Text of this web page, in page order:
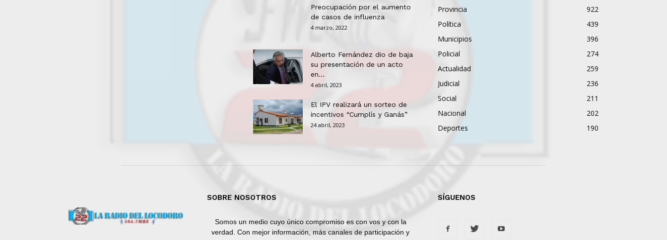
Preocupación por el aumento
de casos de influenza
4 marzo, 2022
Alberto Fernández dio de baja
su presentación de un acto
en...
4 abril, 2023
El IPV realizará un sorteo de
incentivos “Cumplís y Ganás”
24 abril, 2023
Provincia
922
Política
439
Municipios
396
Policial
274
Actualidad
259
Judicial
236
Social
211
Nacional
202
Deportes
190
SOBRE NOSOTROS
Somos un medio cuyo único compromiso es con vos y con la
verdad. Con mejor información, más canales de participación y
SÍGUENOS